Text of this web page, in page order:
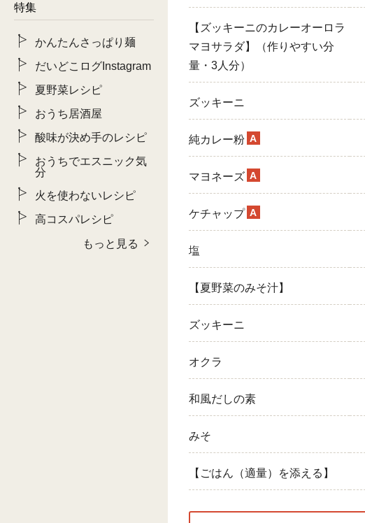
【ズッキーニのカレーオーロラ
マヨサラダ】（作りやすい分
量・3人分）
ズッキーニ
純カレー粉 A
マヨネーズ A
ケチャップ A
塩
【夏野菜のみそ汁】
ズッキーニ
オクラ
和風だしの素
みそ
【ごはん（適量）を添える】
特集
かんたんさっぱり麺
だいどこログInstagram
夏野菜レシピ
おうち居酒屋
酸味が決め手のレシピ
おうちでエスニック気
分
火を使わないレシピ
高コスパレシピ
もっと見る